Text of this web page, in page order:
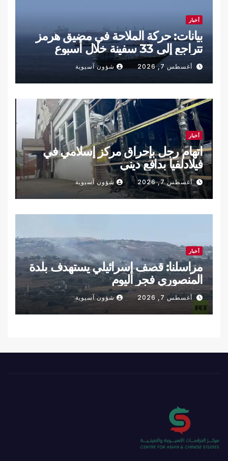
أخبار
بيانات: حركة الملاحة في مضيق هرمز
تتراجع إلى 33 سفينة خلال أسبوع
أغسطس 7, 2026 شؤون آسيوية
أخبار
اتهام رجل بإحراق مركز إسلامي في
فيلادلفيا بدافع ديني
أغسطس 7, 2026 شؤون آسيوية
أخبار
مراسلنا: قصف إسرائيلي يستهدف بلدة
المنصوري فجر اليوم
أغسطس 7, 2026 شؤون آسيوية